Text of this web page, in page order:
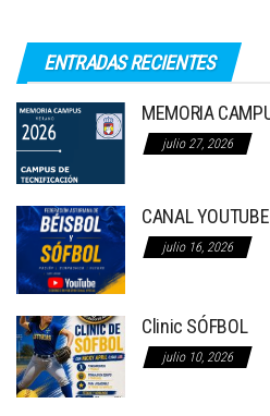
ENTRADAS RECIENTES
MEMORIA
julio 27, 2026
CANAL YOUTUBE
julio 16, 2026
Clinic SÓFBOL
julio 10, 2026